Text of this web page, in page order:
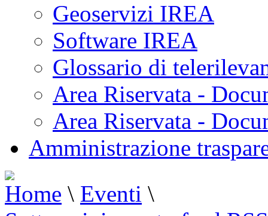
Geoservizi IREA
Software IREA
Glossario di
Area Riservata -
Area Riservata -
Amministrazione
Home \ Eventi \